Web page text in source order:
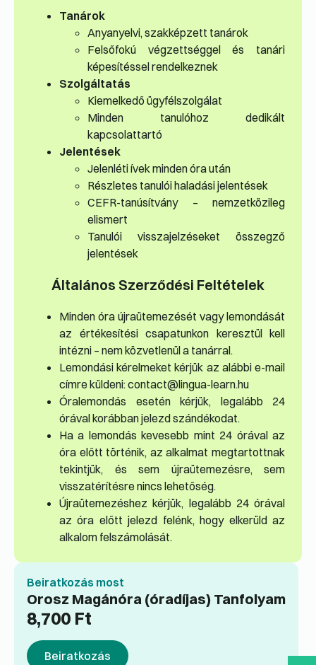
Tanárok
Anyanyelvi, szakképzett tanárok
Felsőfokú végzettséggel és tanári
képesítéssel rendelkeznek
Szolgáltatás
Kiemelkedő ügyfélszolgálat
Minden tanulóhoz dedikált
kapcsolattartó
Jelentések
Jelenléti ívek minden óra után
Részletes tanulói haladási jelentések
CEFR-tanúsítvány – nemzetközileg
elismert
Tanulói visszajelzéseket összegző
jelentések
Általános Szerződési Feltételek
Minden óra újraütemezését vagy lemondását
az értékesítési csapatunkon keresztül kell
intézni – nem közvetlenül a tanárral.
Lemondási kérelmeket kérjük az alábbi e-mail
címre küldeni: contact@lingua-learn.hu
Órale­mondás esetén kérjük, legalább 24
órával korábban jelezd szándékodat.
Ha a lemondás kevesebb mint 24 órával az
óra előtt történik, az alkalmat megtartottnak
tekintjük, és sem újraütemezésre, sem
visszatérítésre nincs lehetőség.
Újraütemezéshez kérjük, legalább 24 órával
az óra előtt jelezd felénk, hogy elkerüld az
alkalom felszámolását.
Beiratkozás most
Orosz Magánóra (óradíjas) Tanfolyam
8,700 Ft
Beiratkozás